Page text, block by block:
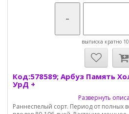
-
выписка кратно
Код:578589; Арбуз Память
УрД +
Развернуть
Раннеспелый сорт. Период от полных